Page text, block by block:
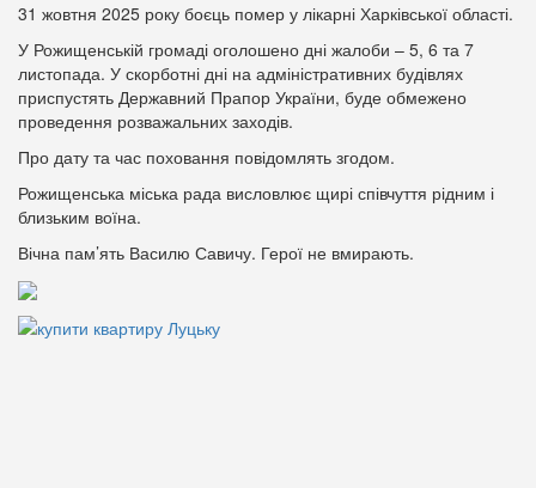
31 жовтня 2025 року боєць помер у лікарні Харківської області.
У Рожищенській громаді оголошено дні жалоби – 5, 6 та 7
листопада. У скорботні дні на адміністративних будівлях
приспустять Державний Прапор України, буде обмежено
проведення розважальних заходів.
Про дату та час поховання повідомлять згодом.
Рожищенська міська рада висловлює щирі співчуття рідним і
близьким воїна.
Вічна пам’ять Василю Савичу. Герої не вмирають.